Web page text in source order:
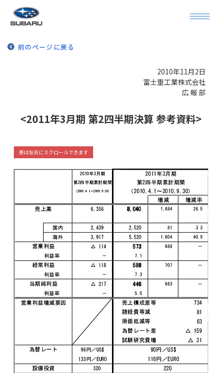
前のページに戻る
2010年11月2日
富士重工業株式会社
広 報 部
<2011年3月期 第2四半期決算 参考資料>